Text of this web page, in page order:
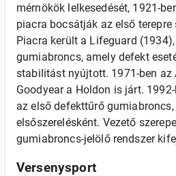
mérnökök lelkesedését, 1921-
piacra bocsátják az első
Piacra került a Lifeguard
gumiabroncs, amely defekt
stabilitást nyújtott. 1971-ben az
Goodyear a Holdon is járt.
az első defekttűrő gumiabroncs,
elsőszerelésként. Vezető
gumiabroncs-jelölő rendszer
Versenysport